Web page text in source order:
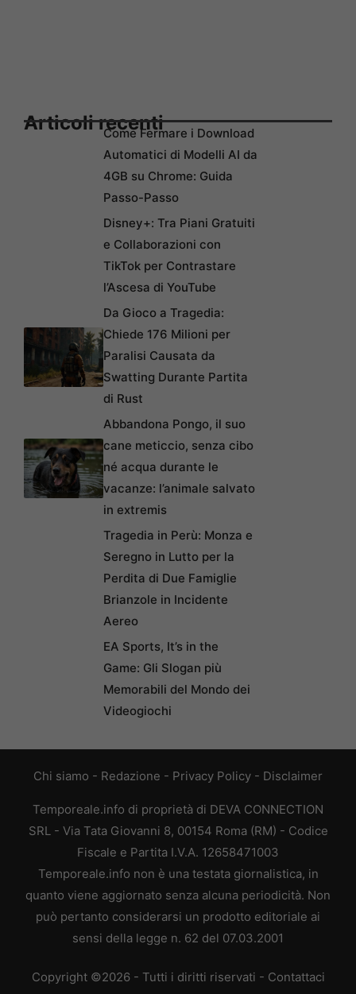
Articoli recentiCome Fermare i Download
Automatici di Modelli AI da
4GB su Chrome: Guida
Passo-Passo
Disney+: Tra Piani Gratuiti
e Collaborazioni con
TikTok per Contrastare
l’Ascesa di YouTube
Da Gioco a Tragedia:
Chiede 176 Milioni per
Paralisi Causata da
Swatting Durante Partita
di Rust
Abbandona Pongo, il suo
cane meticcio, senza cibo
né acqua durante le
vacanze: l’animale salvato
in extremis
Tragedia in Perù: Monza e
Seregno in Lutto per la
Perdita di Due Famiglie
Brianzole in Incidente
Aereo
EA Sports, It’s in the
Game: Gli Slogan più
Memorabili del Mondo dei
Videogiochi
Chi siamo - Redazione - Privacy Policy - Disclaimer
Temporeale.info di proprietà di DEVA CONNECTION
SRL - Via Tata Giovanni 8, 00154 Roma (RM) - Codice
Fiscale e Partita I.V.A. 12658471003
Temporeale.info non è una testata giornalistica, in
quanto viene aggiornato senza alcuna periodicità. Non
può pertanto considerarsi un prodotto editoriale ai
sensi della legge n. 62 del 07.03.2001
Copyright ©2026 - Tutti i diritti riservati - Contattaci